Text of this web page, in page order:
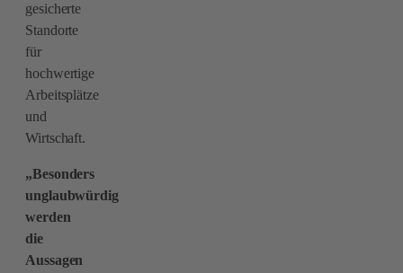
gesicherte
Standorte
für
hochwertige
Arbeitsplätze
und
Wirtschaft.
„Besonders
unglaubwürdig
werden
die
Aussagen